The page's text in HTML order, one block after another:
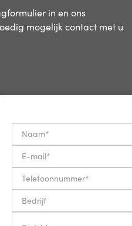
in en ons
mogelijk contact met u